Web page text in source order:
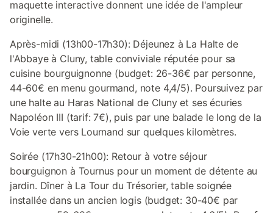
maquette interactive donnent une idée de l'ampleur
originelle.
Après-midi (13h00-17h30): Déjeunez à La Halte de
l'Abbaye à Cluny, table conviviale réputée pour sa
cuisine bourguignonne (budget: 26-36€ par personne,
44-60€ en menu gourmand, note 4,4/5). Poursuivez par
une halte au Haras National de Cluny et ses écuries
Napoléon III (tarif: 7€), puis par une balade le long de la
Voie verte vers Lournand sur quelques kilomètres.
Soirée (17h30-21h00): Retour à votre séjour
bourguignon à Tournus pour un moment de détente au
jardin. Dîner à La Tour du Trésorier, table soignée
installée dans un ancien logis (budget: 30-40€ par